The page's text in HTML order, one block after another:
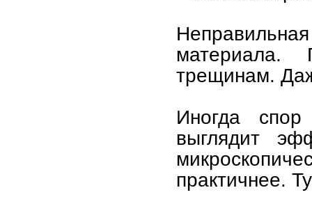
материала.
трещинам.
Иногда
выглядит
практичнее.